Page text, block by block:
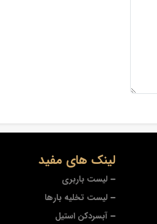
لینک های مفید
لیست باربری
لیست تخلیه بارها
آبسردکن استیل